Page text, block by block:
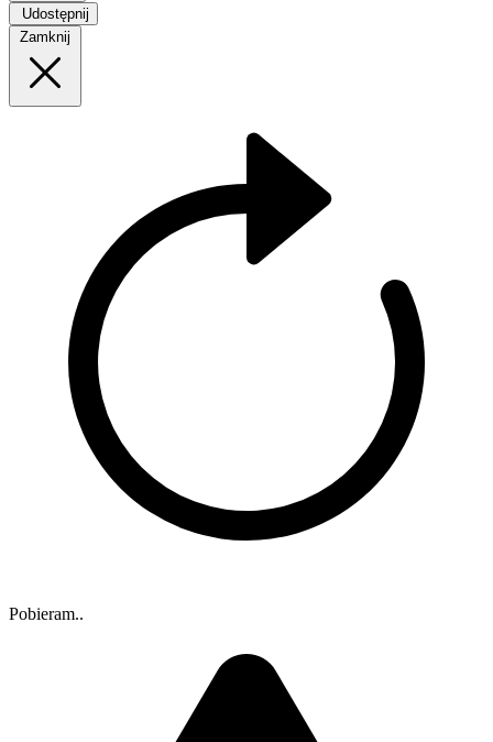
Udostępnij
Zamknij
Pobieram..